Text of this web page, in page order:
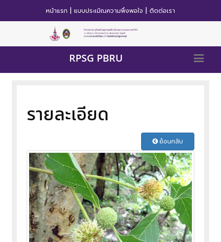
หน้าแรก | แบบประเมิณความพึ่งพอใจ | ติดต่อเรา
RPSG PBRU
รายละเอียด
ย้อนกลับ